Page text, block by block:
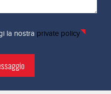
la nostra private policy